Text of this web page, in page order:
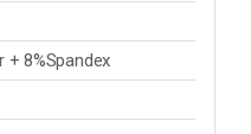
+ 8%Spandex